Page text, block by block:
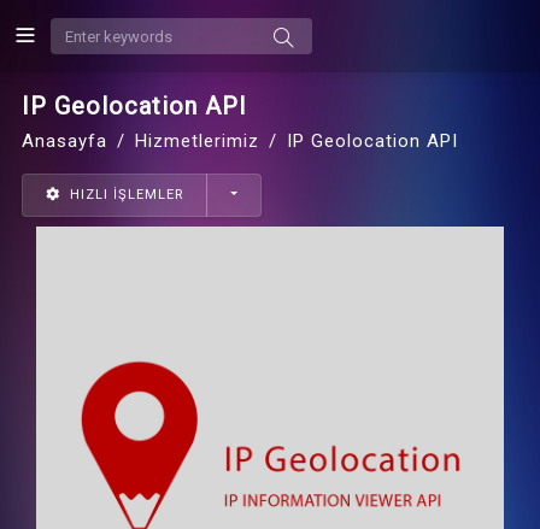
IP Geolocation API
Anasayfa Hizmetlerimiz IP Geolocation API
HIZLI İŞLEMLER